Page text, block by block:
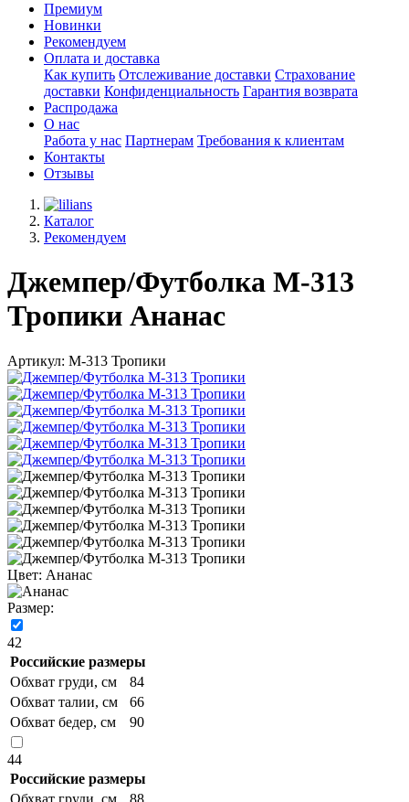
Премиум
Новинки
Рекомендуем
Оплата и доставка
Как купить Отслеживание доставки Страхование
доставки Конфиденциальность Гарантия возврата
Распродажа
О нас
Работа у нас Партнерам Требования к клиентам
Контакты
Отзывы
Каталог
Рекомендуем
Джемпер/Футболка М-313
Тропики Ананас
Артикул: М-313 Тропики
Цвет: Ананас
Размер:
42
Российские размеры
Обхват груди, см
84
Обхват талии, см
66
Обхват бедер, см
90
44
Российские размеры
Обхват груди, см
88